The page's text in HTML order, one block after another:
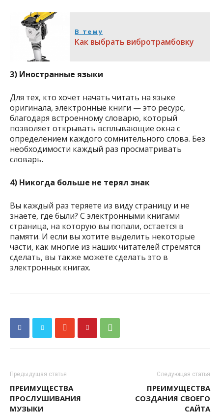
В тему
Как выбрать вибротрамбовку
3) Иностранные языки
Для тех, кто хочет начать читать на языке
оригинала, электронные книги — это ресурс,
благодаря встроенному словарю, который
позволяет открывать всплывающие окна с
определением каждого сомнительного слова. Без
необходимости каждый раз просматривать
словарь.
4) Никогда больше не терял знак
Вы каждый раз теряете из виду страницу и не
знаете, где были? С электронными книгами
страница, на которую вы попали, остается в
памяти. И если вы хотите выделить некоторые
части, как многие из наших читателей стремятся
сделать, вы также можете сделать это в
электронных книгах.
Предыдущая статья
ПРЕИМУЩЕСТВА
ПРОСЛУШИВАНИЯ
МУЗЫКИ
Следующая статья
ПРЕИМУЩЕСТВА
СОЗДАНИЯ СВОЕГО
САЙТА